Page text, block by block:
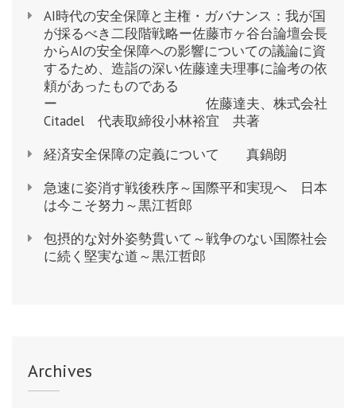
真
部
朗
AI時代の安全保障と主権・ガバナンス：我が国
が採るべき二段階戦略ー佐藤市ヶ谷台論壇会長
からAIの安全保障への影響についての議論に資
するため、造詣の深い佐藤達夫理事に論考の依
頼があったものである
ー 佐藤達夫、株式会社
Citadel 代表取締役小林裕宜 共著
経済安全保障の定義について 真鍋朗
急速に姿消す戦後秩序～国際平和実現へ 日本
は今こそ努力～黒江哲郎
包摂的な対外姿勢貫いて～戦争のない国際社会
に続く堅実な道～黒江哲郎
Archives